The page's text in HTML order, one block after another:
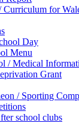
for
Day
Menu
/ Medical
Grant
/ Sporting
school clubs